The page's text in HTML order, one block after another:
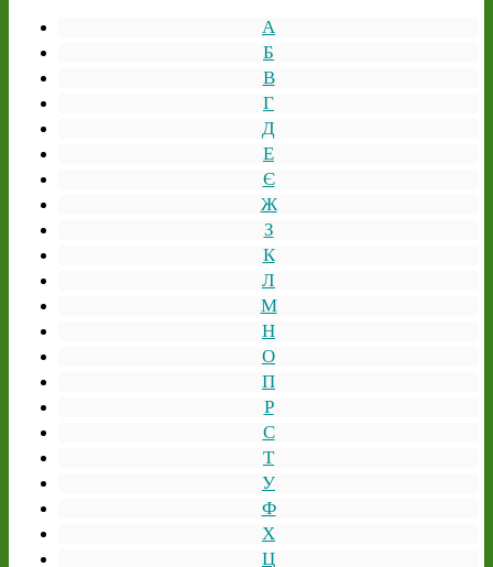
А
Б
В
Г
Д
Е
Є
Ж
З
К
Л
М
Н
О
П
Р
С
Т
У
Ф
Х
Ц